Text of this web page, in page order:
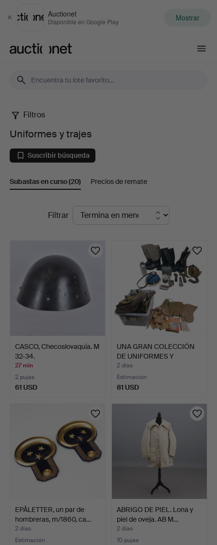
Cerrar
Auctionet
Disponible en Google Play Mostrar
Uniformes
trajes
Filtros
Uniformes y trajes
Suscribir búsqueda
Subastas en curso(20) Precios de remate
SubastasFiltrar
CASCO, Checoslovaquia. M
32-34.
27 min
2 pujas
61 USD
UNA GRAN COLECCIÓN
DE UNIFORMES Y
ACCESORI…
2 días
Estimación
81 USD
EPÅLETTER, un par de
hombreras, m/1860, ca…
2 días
Estimación
ABRIGO DE PIEL. Lona y
piel de oveja. AB M…
2 días
10 pujas